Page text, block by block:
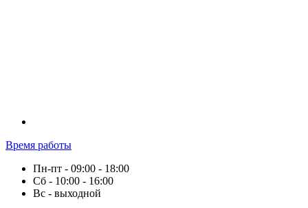
Время работы
Пн-пт - 09:00 - 18:00
Сб - 10:00 - 16:00
Вс - выходной